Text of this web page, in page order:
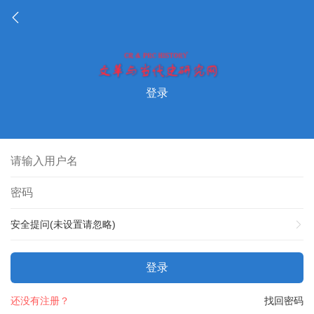
登录
安全提问(未设置请忽略)
登录
找回密码
还没有注册？